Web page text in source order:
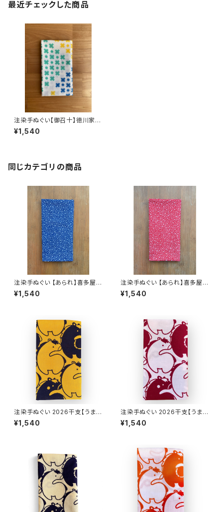
最近チェックした商品
注染手ぬぐい【御召十】徳川家康
¥1,540
同じカテゴリの商品
注染手ぬぐい 【あられ】喜多屋商
店 てぬぐい 青紺 伝統柄 日本製
¥1,540
注染手ぬぐい 【あられ】喜多屋商
店 てぬぐい 赤エンジ 伝統柄 日
本製
¥1,540
注染手ぬぐい 2026干支【うまづ
くし】深山吹色×濃紺 喜多屋商
店 てぬぐい 干支 午年 馬 ウマ
¥1,540
注染手ぬぐい 2026干支【うまづ
くし】薄ピンク×赤エンジ 喜多屋
商店 てぬぐい 干支 午年 馬 ウ
¥1,540